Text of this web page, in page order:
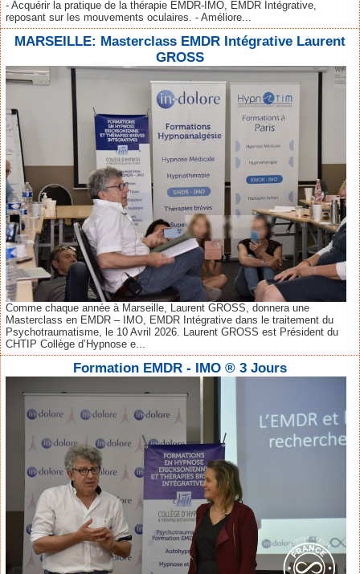
- Acquérir la pratique de la thérapie EMDR-IMO, EMDR Intégrative,
reposant sur les mouvements oculaires. - Améliore...
MARSEILLE: Masterclass EMDR Intégrative Laurent
GROSS
Comme chaque année à Marseille, Laurent GROSS, donnera une
Masterclass en EMDR – IMO, EMDR Intégrative dans le traitement du
Psychotraumatisme, le 10 Avril 2026. Laurent GROSS est Président du
CHTIP Collège d’Hypnose e...
Formation EMDR - IMO ® 3 Jours